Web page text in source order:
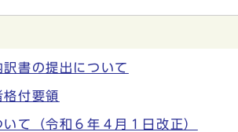
書の提出について
付要領
て（令和６年４月１日改正）